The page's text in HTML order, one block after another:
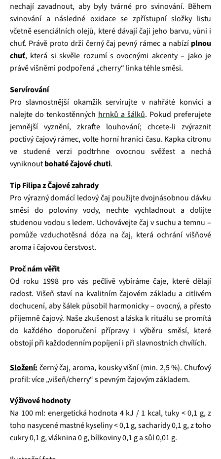
nechají zavadnout, aby byly tvárné pro svinování. Během
svinování a následné oxidace se zpřístupní složky listu
včetně esenciálních olejů, které dávají čaji jeho barvu, vůni i
chuť. Právě proto drží černý čaj pevný rámec a nabízí plnou
chuť, která si skvěle rozumí s ovocnými akcenty – jako je
právě višněmi podpořená „cherry“ linka téhle směsi.
Servírování
Pro slavnostnější okamžik servírujte v nahřáté konvici a
nalejte do tenkostěnných hrnků a šálků. Pokud preferujete
jemnější vyznění, zkraťte louhování; chcete‑li zvýraznit
poctivý čajový rámec, volte horní hranici času. Kapka citronu
ve studené verzi podtrhne ovocnou svěžest a nechá
vyniknoutbohaté čajové chuti.
Tip Filipa z Čajové zahrady
Pro výrazný domácí ledový čaj použijte dvojnásobnou dávku
směsi do poloviny vody, nechte vychladnout a dolijte
studenou vodou s ledem. Uchovávejte čaj v suchu a temnu –
pomůže vzduchotěsná dóza na čaj, která ochrání višňové
aroma i čajovou čerstvost.
Proč nám věřit
Od roku 1998 pro vás pečlivě vybíráme čaje, které dělají
radost. Višeň staví na kvalitním čajovém základu a citlivém
dochucení, aby šálek působil harmonicky – ovocný, a přesto
příjemně čajový. Naše zkušenost a láska k rituálu se promítá
do každého doporučení přípravy i výběru směsí, které
obstojí při každodenním popíjení i při slavnostních chvílích.
Složení: černý čaj, aroma, kousky višní (min. 2,5 %). Chuťový
profil: více „višeň/cherry“ s pevným čajovým základem.
Výživové hodnoty
Na 100 ml: energetická hodnota 4 kJ / 1 kcal, tuky < 0,1 g, z
toho nasycené mastné kyseliny < 0,1 g, sacharidy 0,1 g, z toho
cukry 0,1 g, vláknina 0 g, bílkoviny 0,1 g a sůl 0,01 g.